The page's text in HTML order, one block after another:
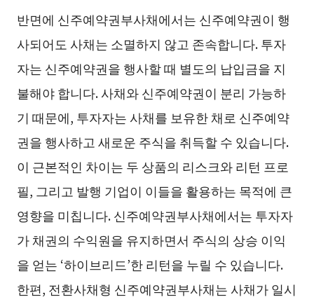
반면에 신주예약권부사채에서는 신주예약권이 행
사되어도 사채는 소멸하지 않고 존속합니다. 투자
자는 신주예약권을 행사할 때 별도의 납입금을 지
불해야 합니다. 사채와 신주예약권이 분리 가능하
기 때문에, 투자자는 사채를 보유한 채로 신주예약
권을 행사하고 새로운 주식을 취득할 수 있습니다.
이 근본적인 차이는 두 상품의 리스크와 리턴 프로
필, 그리고 발행 기업이 이들을 활용하는 목적에 큰
영향을 미칩니다. 신주예약권부사채에서는 투자자
가 채권의 수익원을 유지하면서 주식의 상승 이익
을 얻는 ‘하이브리드’한 리턴을 누릴 수 있습니다.
한편, 전환사채형 신주예약권부사채는 사채가 일시